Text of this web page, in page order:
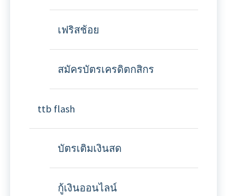
เฟริสช้อย
สมัครบัตรเครดิตกสิกร
ttb flash
บัตรเติมเงินสด
กู้เงินออนไลน์